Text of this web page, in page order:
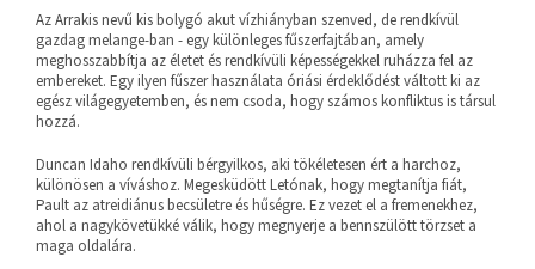
Az Arrakis nevű kis bolygó akut vízhiányban szenved, de rendkívül
gazdag melange-ban - egy különleges fűszerfajtában, amely
meghosszabbítja az életet és rendkívüli képességekkel ruházza fel az
embereket. Egy ilyen fűszer használata óriási érdeklődést váltott ki az
egész világegyetemben, és nem csoda, hogy számos konfliktus is társul
hozzá.
Duncan Idaho rendkívüli bérgyilkos, aki tökéletesen ért a harchoz,
különösen a víváshoz. Megesküdött Letónak, hogy megtanítja fiát,
Pault az atreidiánus becsületre és hűségre. Ez vezet el a fremenekhez,
ahol a nagykövetükké válik, hogy megnyerje a bennszülött törzset a
maga oldalára.